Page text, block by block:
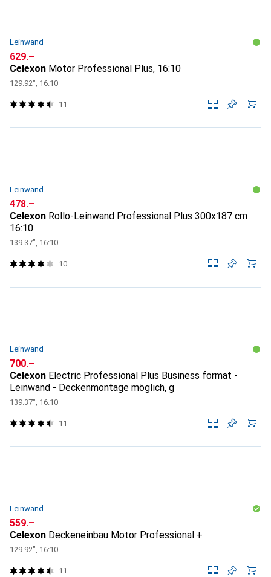
Leinwand
CHF
629.–
Celexon Motor Professional Plus, 16:10
129.92", 16:10
11
Leinwand
CHF
478.–
Celexon Rollo-Leinwand Professional Plus 300x187 cm
16:10
139.37", 16:10
10
Leinwand
CHF
700.–
Celexon Electric Professional Plus Business format -
Leinwand - Deckenmontage möglich, g
139.37", 16:10
11
Leinwand
CHF
559.–
Celexon Deckeneinbau Motor Professional +
129.92", 16:10
11